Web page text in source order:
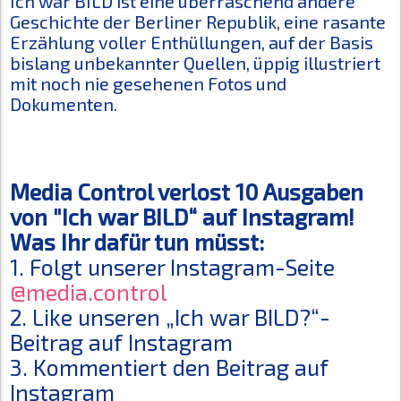
Geschichte der Berliner Republik, eine rasante
Erzählung voller Enthüllungen, auf der Basis
bislang unbekannter Quellen, üppig illustriert
mit noch nie gesehenen Fotos und
Dokumenten.
Media Control verlost 10 Ausgaben
von "Ich war BILD“ auf Instagram!
Was Ihr dafür tun müsst:
1. Folgt unserer Instagram-Seite
@media.control
2. Like unseren „Ich war BILD?“-
Beitrag auf Instagram
3. Kommentiert den Beitrag auf
Instagram